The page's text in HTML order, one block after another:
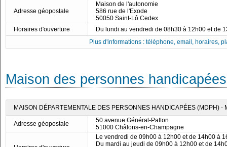
Adresse géopostale
Maison de l'autonomie
586 rue de l'Exode
50050 Saint-Lô Cedex
Horaires d'ouverture
Du lundi au vendredi de 08h30 à 12h00 et de
Plus d'informations : téléphone, email, horaires,
Maison des personnes
MAISON DÉPARTEMENTALE DES PERSONNES HANDICAPÉES (MDPH) -
Adresse géopostale
50 avenue Général-Patton
51000 Châlons-en-Champagne
Le vendredi de 09h00 à 12h00 et de 14h00 à
Du mardi au jeudi de 09h00 à 12h00 et de